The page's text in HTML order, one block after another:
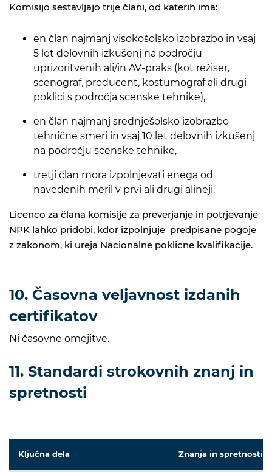
Komisijo sestavljajo trije člani, od katerih ima:
en član najmanj visokošolsko izobrazbo in vsaj
5 let delovnih izkušenj na področju
uprizoritvenih ali/in AV-praks (kot režiser,
scenograf, producent, kostumograf ali drugi
poklici s področja scenske tehnike),
en član najmanj srednješolsko izobrazbo
tehnične smeri in vsaj 10 let delovnih izkušenj
na področju scenske tehnike,
tretji član mora izpolnjevati enega od
navedenih meril v prvi ali drugi alineji.
Licenco za člana komisije za preverjanje in potrjevanje
NPK lahko pridobi, kdor izpolnjuje predpisane pogoje
z zakonom, ki ureja Nacionalne poklicne kvalifikacije.
10. Časovna veljavnost izdanih
certifikatov
Ni časovne omejitve.
11. Standardi strokovnih znanj in
spretnosti
Ključna dela Znanja in spretnosti